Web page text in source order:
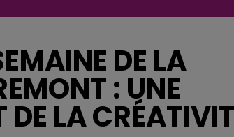
DE LA
: UNE
DE LA